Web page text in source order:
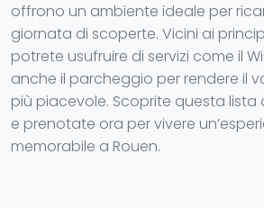
offrono un ambiente ideale per
giornata di scoperte. Vicini ai
potrete usufruire di servizi come il
anche il parcheggio per rendere il
più piacevole. Scoprite questa lista
e prenotate ora per vivere
memorabile a Rouen.